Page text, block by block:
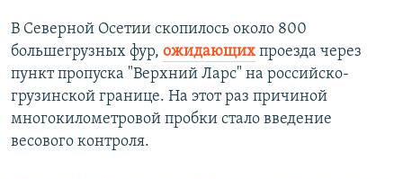
В Северной Осетии скопилось около 800
большегрузных фур, ожидающих проезда через
пункт пропуска "Верхний Ларс" на российско-
грузинской границе. На этот раз причиной
многокилометровой пробки стало введение
весового контроля.